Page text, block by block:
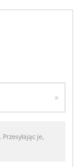
. Przesyłając je,